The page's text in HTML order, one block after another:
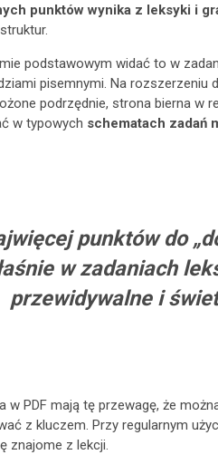
punktów wynika z leksyki i
podstawowym widać to w
pisemnymi. Na rozszerzeniu
podrzędnie, strona bierna w
w typowych schematach zadań
punktów do
w zadaniach
przewidywalne i
w PDF mają tę przewagę, że
z kluczem. Przy regularnym
znajome z lekcji.